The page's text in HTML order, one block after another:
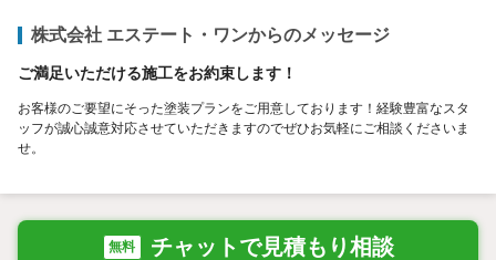
株式会社 エステート・ワンからのメッセージ
ご満足いただける施工をお約束します！
お客様のご要望にそった塗装プランをご用意しております！経験豊富なスタ
ッフが誠心誠意対応させていただきますのでぜひお気軽にご相談くださいま
せ。
無料 チャットで見積もり相談